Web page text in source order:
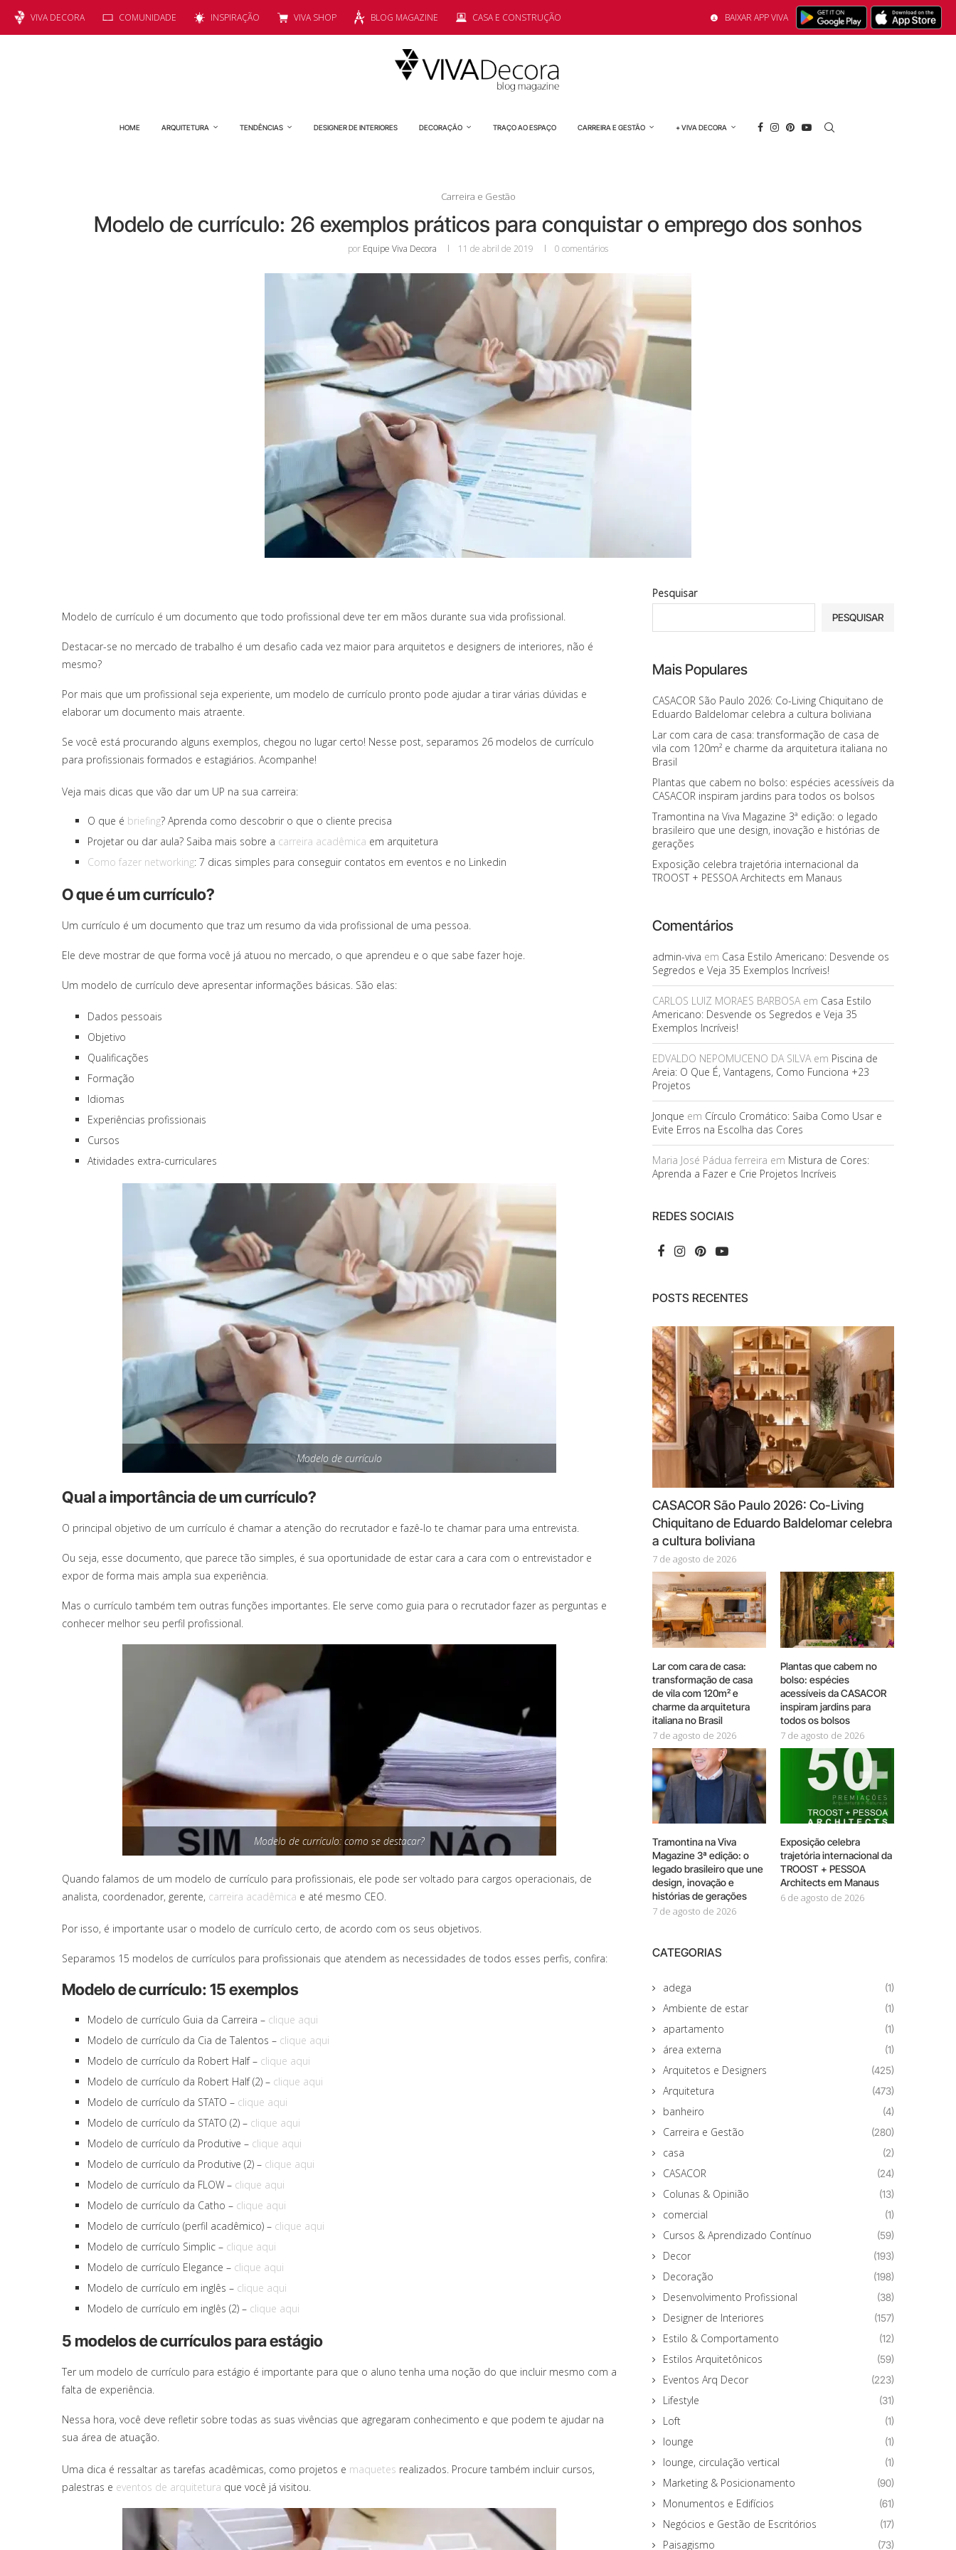
VIVA DECORA COMUNIDADE INSPIRAÇÃO VIVA SHOP BLOG MAGAZINE CASA E CONSTRUÇÃO BAIXAR APP VIVA
HOME ARQUITETURA TENDÊNCIAS DESIGNER DE INTERIORES DECORAÇÃO TRAÇO AO ESPAÇO CARREIRA E GESTÃO + VIVA DECORA
Carreira e Gestão
Modelo de currículo: 26 exemplos práticos para conquistar o emprego dos sonhos
por Equipe Viva Decora 11 de abril de 2019 0 comentários
Modelo de currículo é um documento que todo profissional deve ter em mãos durante sua vida profissional.
Destacar-se no mercado de trabalho é um desafio cada vez maior para arquitetos e designers de interiores, não é
mesmo?
Por mais que um profissional seja experiente, um modelo de currículo pronto pode ajudar a tirar várias dúvidas e
elaborar um documento mais atraente.
Se você está procurando alguns exemplos, chegou no lugar certo! Nesse post, separamos 26 modelos de currículo
para profissionais formados e estagiários. Acompanhe!
Veja mais dicas que vão dar um UP na sua carreira:
O que é briefing? Aprenda como descobrir o que o cliente precisa
Projetar ou dar aula? Saiba mais sobre a carreira acadêmica em arquitetura
Como fazer networking: 7 dicas simples para conseguir contatos em eventos e no Linkedin
O que é um currículo?
Um currículo é um documento que traz um resumo da vida profissional de uma pessoa.
Ele deve mostrar de que forma você já atuou no mercado, o que aprendeu e o que sabe fazer hoje.
Um modelo de currículo deve apresentar informações básicas. São elas:
Dados pessoais
Objetivo
Qualificações
Formação
Idiomas
Experiências profissionais
Cursos
Atividades extra-curriculares
Modelo de currículo
Qual a importância de um currículo?
O principal objetivo de um currículo é chamar a atenção do recrutador e fazê-lo te chamar para uma entrevista.
Ou seja, esse documento, que parece tão simples, é sua oportunidade de estar cara a cara com o entrevistador e
expor de forma mais ampla sua experiência.
Mas o currículo também tem outras funções importantes. Ele serve como guia para o recrutador fazer as perguntas e
conhecer melhor seu perfil profissional.
Modelo de currículo: como se destacar?
Quando falamos de um modelo de currículo para profissionais, ele pode ser voltado para cargos operacionais, de
analista, coordenador, gerente, carreira acadêmica e até mesmo CEO.
Por isso, é importante usar o modelo de currículo certo, de acordo com os seus objetivos.
Separamos 15 modelos de currículos para profissionais que atendem as necessidades de todos esses perfis, confira:
Modelo de currículo: 15 exemplos
Modelo de currículo Guia da Carreira – clique aqui
Modelo de currículo da Cia de Talentos – clique aqui
Modelo de currículo da Robert Half – clique aqui
Modelo de currículo da Robert Half (2) – clique aqui
Modelo de currículo da STATO – clique aqui
Modelo de currículo da STATO (2) – clique aqui
Modelo de currículo da Produtive – clique aqui
Modelo de currículo da Produtive (2) – clique aqui
Modelo de currículo da FLOW – clique aqui
Modelo de currículo da Catho – clique aqui
Modelo de currículo (perfil acadêmico) – clique aqui
Modelo de currículo Simplic – clique aqui
Modelo de currículo Elegance – clique aqui
Modelo de currículo em inglês – clique aqui
Modelo de currículo em inglês (2) – clique aqui
5 modelos de currículos para estágio
Ter um modelo de currículo para estágio é importante para que o aluno tenha uma noção do que incluir mesmo com a
falta de experiência.
Nessa hora, você deve refletir sobre todas as suas vivências que agregaram conhecimento e que podem te ajudar na
sua área de atuação.
Uma dica é ressaltar as tarefas acadêmicas, como projetos e maquetes realizados. Procure também incluir cursos,
palestras e eventos de arquitetura que você já visitou.
Pesquisar
PESQUISAR
Mais Populares
CASACOR São Paulo 2026: Co-Living Chiquitano de
Eduardo Baldelomar celebra a cultura boliviana
Lar com cara de casa: transformação de casa de
vila com 120m² e charme da arquitetura italiana no
Brasil
Plantas que cabem no bolso: espécies acessíveis da
CASACOR inspiram jardins para todos os bolsos
Tramontina na Viva Magazine 3ª edição: o legado
brasileiro que une design, inovação e histórias de
gerações
Exposição celebra trajetória internacional da
TROOST + PESSOA Architects em Manaus
Comentários
admin-viva em Casa Estilo Americano: Desvende os
Segredos e Veja 35 Exemplos Incríveis!
CARLOS LUIZ MORAES BARBOSAem Casa Estilo
Americano: Desvende os Segredos e Veja 35
Exemplos Incríveis!
EDVALDO NEPOMUCENO DA SILVAem Piscina de
Areia: O Que É, Vantagens, Como Funciona +23
Projetos
Jonque em Círculo Cromático: Saiba Como Usar e
Evite Erros na Escolha das Cores
Maria José Pádua ferreira em Mistura de Cores:
Aprenda a Fazer e Crie Projetos Incríveis
REDES SOCIAIS
POSTS RECENTES
CASACOR São Paulo 2026: Co-Living
Chiquitano de Eduardo Baldelomar celebra
a cultura boliviana
7 de agosto de 2026
Lar com cara de casa:
transformação de casa
de vila com 120m² e
charme da arquitetura
italiana no Brasil
7 de agosto de 2026
Plantas que cabem no
bolso: espécies
acessíveis da CASACOR
inspiram jardins para
todos os bolsos
7 de agosto de 2026
Tramontina na Viva
Magazine 3ª edição: o
legado brasileiro que une
design, inovação e
histórias de gerações
7 de agosto de 2026
Exposição celebra
trajetória internacional da
TROOST + PESSOA
Architects em Manaus
6 de agosto de 2026
CATEGORIAS
adega (1)
Ambiente de estar (1)
apartamento (1)
área externa (1)
Arquitetos e Designers (425)
Arquitetura (473)
banheiro (4)
Carreira e Gestão (280)
casa (2)
CASACOR (24)
Colunas & Opinião (13)
comercial (1)
Cursos & Aprendizado Contínuo (59)
Decor (193)
Decoração (198)
Desenvolvimento Profissional (38)
Designer de Interiores (157)
Estilo & Comportamento (12)
Estilos Arquitetônicos (59)
Eventos Arq Decor (223)
Lifestyle (31)
Loft (1)
lounge (1)
lounge, circulação vertical (1)
Marketing & Posicionamento (90)
Monumentos e Edifícios (61)
Negócios e Gestão de Escritórios (17)
Paisagismo (73)